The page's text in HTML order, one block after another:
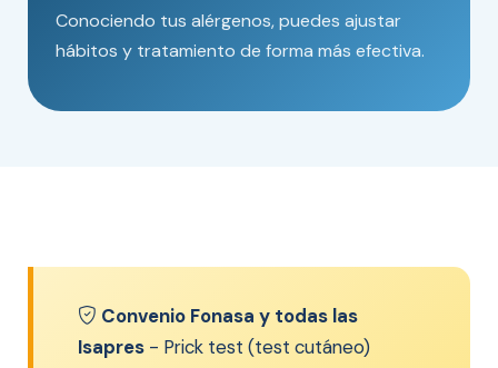
Conociendo tus alérgenos, puedes ajustar
hábitos y tratamiento de forma más efectiva.
Convenio Fonasa y todas las
Isapres - Prick test (test cutáneo)